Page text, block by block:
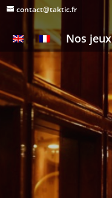
contact@taktic.fr
Nos jeux